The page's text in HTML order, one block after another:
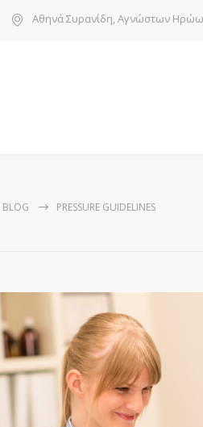
Αθηνά Συρανίδη, Αγνώστων
BLOG PRESSURE GUIDELINES